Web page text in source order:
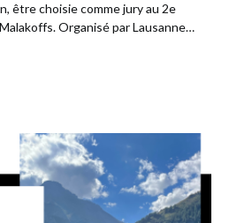
être choisie comme jury au 2e
Organisé par Lausanne…